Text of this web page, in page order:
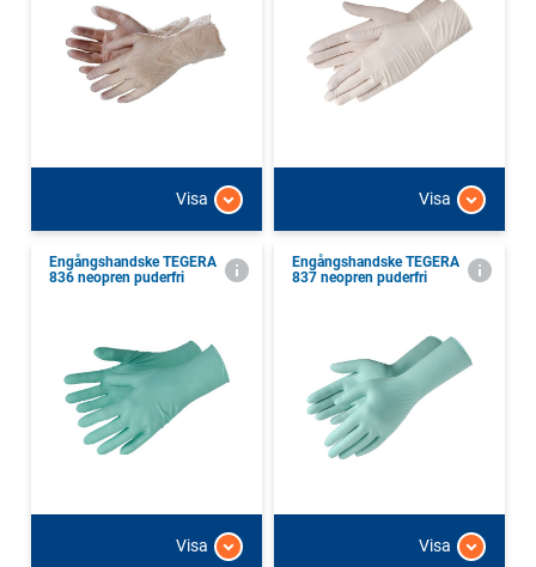
Visa Visa
Engångshandske TEGERA
836 neopren puderfri
Visa
Engångshandske TEGERA
837 neopren puderfri
Visa